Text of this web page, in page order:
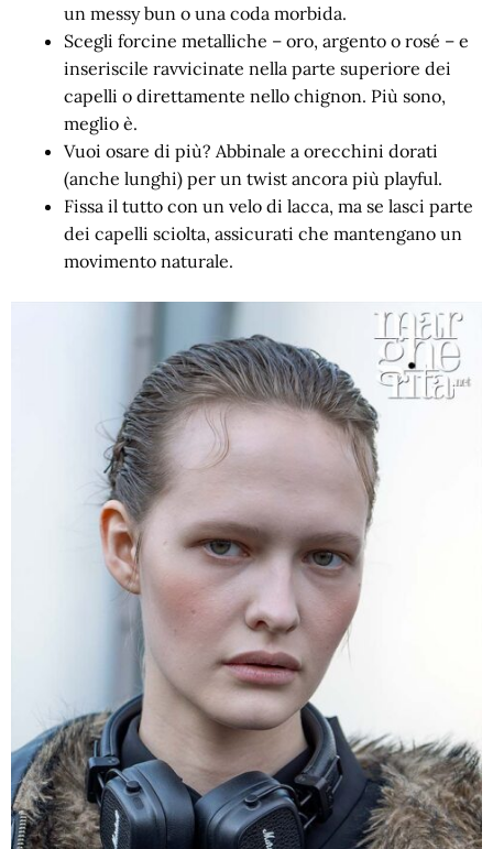
un messy bun o una coda morbida.
Scegli forcine metalliche – oro, argento o rosé – e
inseriscile ravvicinate nella parte superiore dei
capelli o direttamente nello chignon. Più sono,
meglio è.
Vuoi osare di più? Abbinale a orecchini dorati
(anche lunghi) per un twist ancora più playful.
Fissa il tutto con un velo di lacca, ma se lasci parte
dei capelli sciolta, assicurati che mantengano un
movimento naturale.